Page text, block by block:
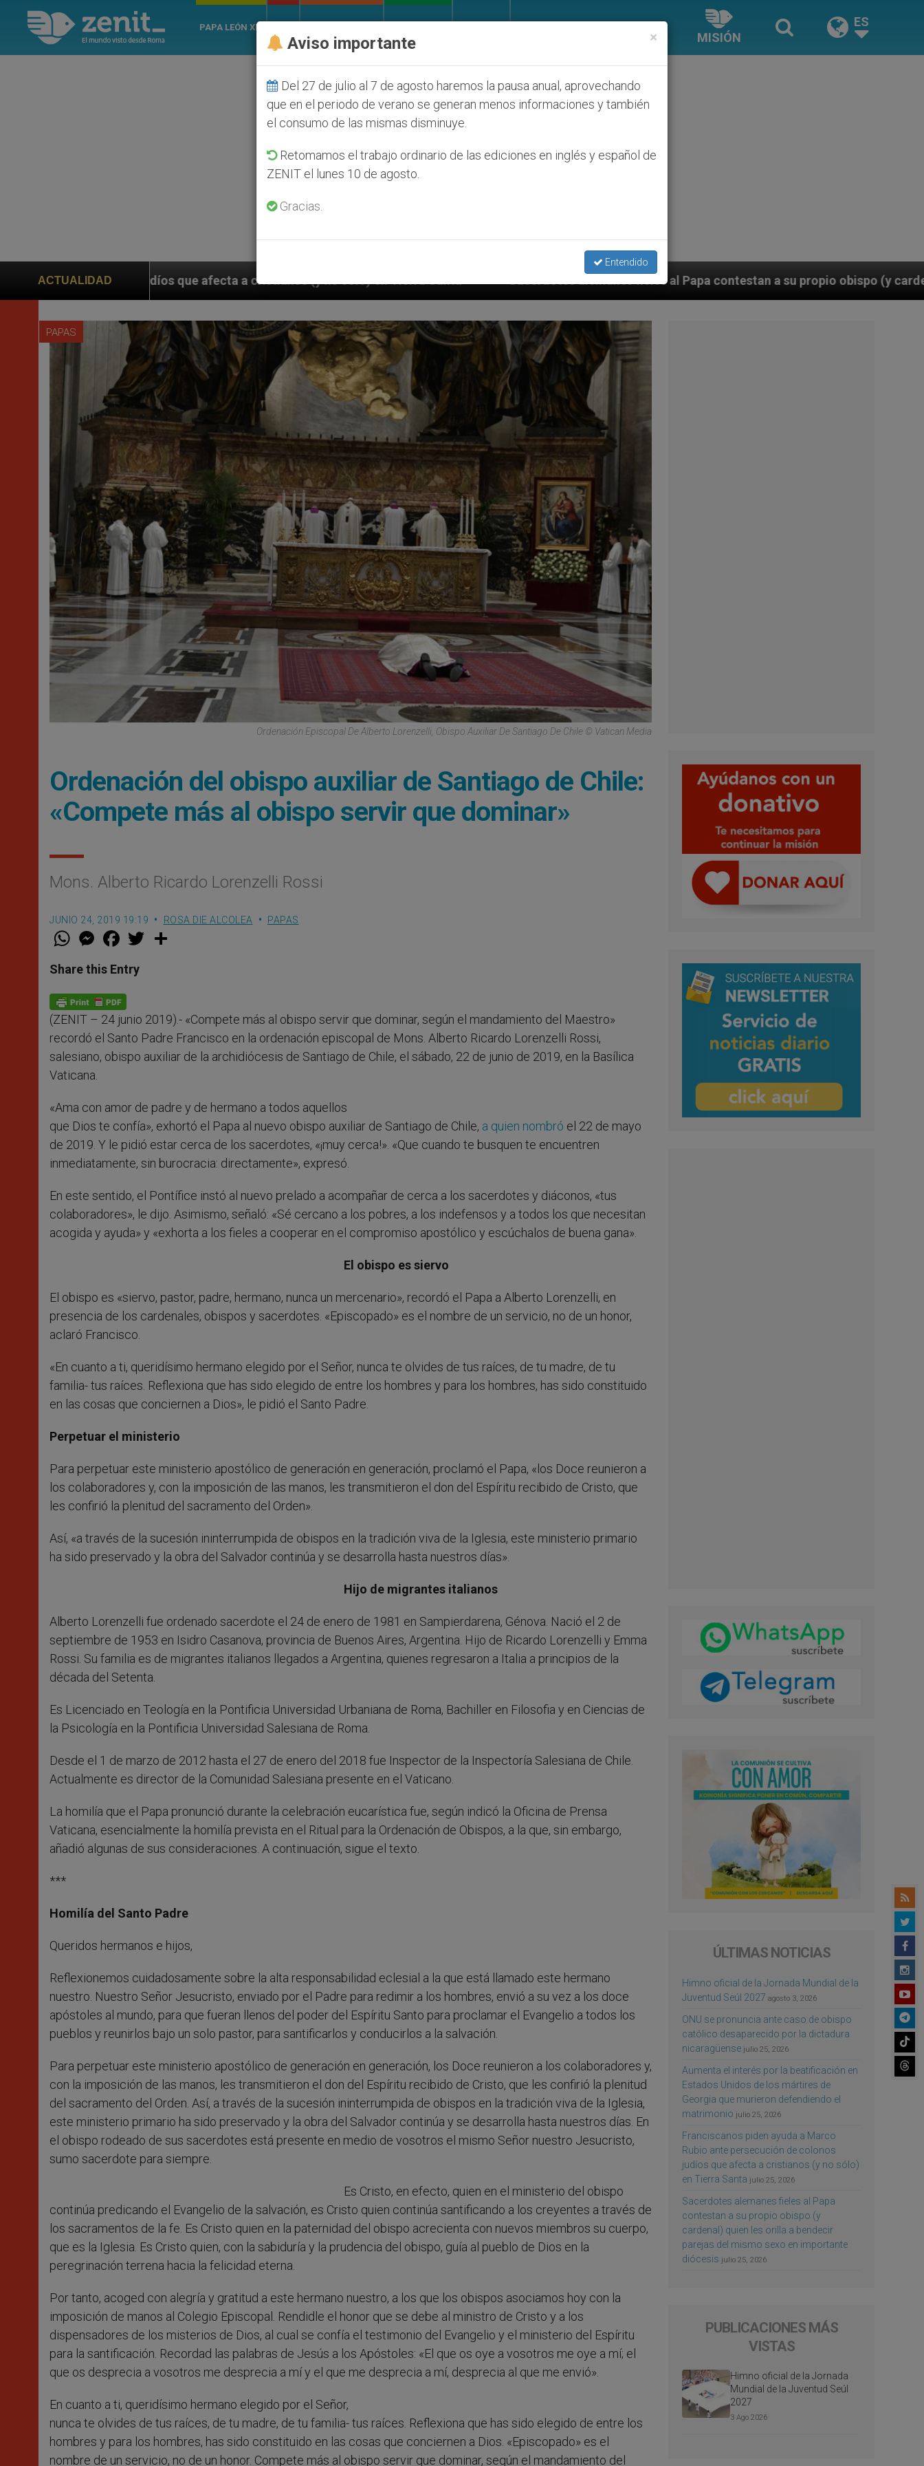
PAPA LEÓN XIV
MISIÓN
ES
ACTUALIDAD
afecta a cristianos (y no sólo) en Tierra Santa Sacerdotes alemanes fieles al Papa contestan a su propio obispo (y cardenal) quien les orilla a
PAPAS
Ordenación Episcopal De Alberto Lorenzelli, Obispo Auxiliar De Santiago De Chile © Vatican Media
Ordenación del obispo auxiliar de Santiago de Chile:
«Compete más al obispo servir que dominar»
Mons. Alberto Ricardo Lorenzelli Rossi
JUNIO 24, 2019 19:19 ROSA DIE ALCOLEA PAPAS
W
t
s
p
p
M
e
s
e
g
e
F
a
e
b
o
k
w
Share this Entry
(ZENIT – 24 junio 2019).- «Compete más al obispo servir que dominar, según el mandamiento del Maestro»
recordó el Santo Padre Francisco en la ordenación episcopal de Mons. Alberto Ricardo Lorenzelli Rossi,
salesiano, obispo auxiliar de la archidiócesis de Santiago de Chile, el sábado, 22 de junio de 2019, en la Basílica
Vaticana.
«Ama con amor de padre y de hermano a todos aquellos
que Dios te confía», exhortó el Papa al nuevo obispo auxiliar de Santiago de Chile, a quien nombró el 22 de mayo
de 2019. Y le pidió estar cerca de los sacerdotes, «¡muy cerca!». «Que cuando te busquen te encuentren
inmediatamente, sin burocracia: directamente», expresó.
En este sentido, el Pontífice instó al nuevo prelado a acompañar de cerca a los sacerdotes y diáconos, «tus
colaboradores», le dijo. Asimismo, señaló: «Sé cercano a los pobres, a los indefensos y a todos los que necesitan
acogida y ayuda» y «exhorta a los fieles a cooperar en el compromiso apostólico y escúchalos de buena gana».
El obispo es siervo
El obispo es «siervo, pastor, padre, hermano, nunca un mercenario», recordó el Papa a Alberto Lorenzelli, en
presencia de los cardenales, obispos y sacerdotes. «Episcopado» es el nombre de un servicio, no de un honor,
aclaró Francisco.
«En cuanto a ti, queridísimo hermano elegido por el Señor, nunca te olvides de tus raíces, de tu madre, de tu
familia- tus raíces. Reflexiona que has sido elegido de entre los hombres y para los hombres, has sido constituido
en las cosas que conciernen a Dios», le pidió el Santo Padre.
Perpetuar el ministerio
Para perpetuar este ministerio apostólico de generación en generación, proclamó el Papa, «los Doce reunieron a
los colaboradores y, con la imposición de las manos, les transmitieron el don del Espíritu recibido de Cristo, que
les confirió la plenitud del sacramento del Orden».
Así, «a través de la sucesión ininterrumpida de obispos en la tradición viva de la Iglesia, este ministerio primario
ha sido preservado y la obra del Salvador continúa y se desarrolla hasta nuestros días».
Hijo de migrantes italianos
Alberto Lorenzelli fue ordenado sacerdote el 24 de enero de 1981 en Sampierdarena, Génova. Nació el 2 de
septiembre de 1953 en Isidro Casanova, provincia de Buenos Aires, Argentina. Hijo de Ricardo Lorenzelli y Emma
Rossi. Su familia es de migrantes italianos llegados a Argentina, quienes regresaron a Italia a principios de la
década del Setenta.
Es Licenciado en Teología en la Pontificia Universidad Urbaniana de Roma, Bachiller en Filosofia y en Ciencias de
la Psicología en la Pontificia Universidad Salesiana de Roma.
Desde el 1 de marzo de 2012 hasta el 27 de enero del 2018 fue Inspector de la Inspectoría Salesiana de Chile.
Actualmente es director de la Comunidad Salesiana presente en el Vaticano.
La homilía que el Papa pronunció durante la celebración eucarística fue, según indicó la Oficina de Prensa
Vaticana, esencialmente la homilía prevista en el Ritual para la Ordenación de Obispos, a la que, sin embargo,
añadió algunas de sus consideraciones. A continuación, sigue el texto.
***
Homilía del Santo Padre
Queridos hermanos e hijos,
Reflexionemos cuidadosamente sobre la alta responsabilidad eclesial a la que está llamado este hermano
nuestro. Nuestro Señor Jesucristo, enviado por el Padre para redimir a los hombres, envió a su vez a los doce
apóstoles al mundo, para que fueran llenos del poder del Espíritu Santo para proclamar el Evangelio a todos los
pueblos y reunirlos bajo un solo pastor, para santificarlos y conducirlos a la salvación.
Para perpetuar este ministerio apostólico de generación en generación, los Doce reunieron a los colaboradores y,
con la imposición de las manos, les transmitieron el don del Espíritu recibido de Cristo, que les confirió la plenitud
del sacramento del Orden. Así, a través de la sucesión ininterrumpida de obispos en la tradición viva de la Iglesia,
este ministerio primario ha sido preservado y la obra del Salvador continúa y se desarrolla hasta nuestros días. En
el obispo rodeado de sus sacerdotes está presente en medio de vosotros el mismo Señor nuestro Jesucristo,
sumo sacerdote para siempre.
Es Cristo, en efecto, quien en el ministerio del obispo
continúa predicando el Evangelio de la salvación, es Cristo quien continúa santificando a los creyentes a través de
los sacramentos de la fe. Es Cristo quien en la paternidad del obispo acrecienta con nuevos miembros su cuerpo,
que es la Iglesia. Es Cristo quien, con la sabiduría y la prudencia del obispo, guía al pueblo de Dios en la
peregrinación terrena hacia la felicidad eterna.
Por tanto, acoged con alegría y gratitud a este hermano nuestro, a los que los obispos asociamos hoy con la
imposición de manos al Colegio Episcopal. Rendidle el honor que se debe al ministro de Cristo y a los
dispensadores de los misterios de Dios, al cual se confía el testimonio del Evangelio y el ministerio del Espíritu
para la santificación. Recordad las palabras de Jesús a los Apóstoles: «El que os oye a vosotros me oye a mí; el
que os desprecia a vosotros me desprecia a mí y el que me desprecia a mí, desprecia al que me envió».
En cuanto a ti, queridísimo hermano elegido por el Señor,
nunca te olvides de tus raíces, de tu madre, de tu familia- tus raíces. Reflexiona que has sido elegido de entre los
hombres y para los hombres, has sido constituido en las cosas que conciernen a Dios. «Episcopado» es el
nombre de un servicio, no de un honor. Compete más al obispo servir que dominar, según el mandamiento del
ÚLTIMAS NOTICIAS
Himno oficial de la Jornada Mundial de la
Juventud Seúl 2027 agosto 3, 2026
ONU se pronuncia ante caso de obispo
católico desaparecido por la dictadura
nicaragüense julio 25, 2026
Aumenta el interés por la beatificación en
Estados Unidos de los mártires de
Georgia que murieron defendiendo el
matrimonio julio 25, 2026
Franciscanos piden ayuda a Marco
Rubio ante persecución de colonos
judíos que afecta a cristianos (y no sólo)
en Tierra Santa julio 25, 2026
Sacerdotes alemanes fieles al Papa
contestan a su propio obispo (y
cardenal) quien les orilla a bendecir
parejas del mismo sexo en importante
diócesis julio 25, 2026
PUBLICACIONES MÁS
VISTAS
Himno oficial de la Jornada
Mundial de la Juventud Seúl
2027
3 Ago 2026
×
Aviso importante
Del 27 de julio al 7 de agosto haremos la pausa anual, aprovechando
que en el periodo de verano se generan menos informaciones y también
el consumo de las mismas disminuye.
Retomamos el trabajo ordinario de las ediciones en inglés y español de
ZENIT el lunes 10 de agosto.
Gracias.
Entendido